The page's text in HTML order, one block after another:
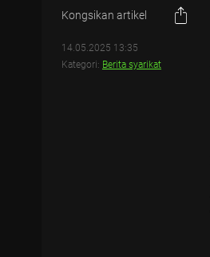
Kongsikan artikel
14.05.2025 13:35
Kategori: Berita syarikat